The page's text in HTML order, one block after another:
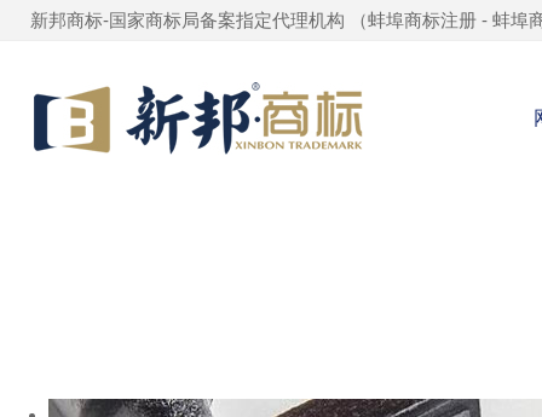
新邦商标-国家商标局备案指定代理机构 （蚌埠商标注册 - 蚌埠